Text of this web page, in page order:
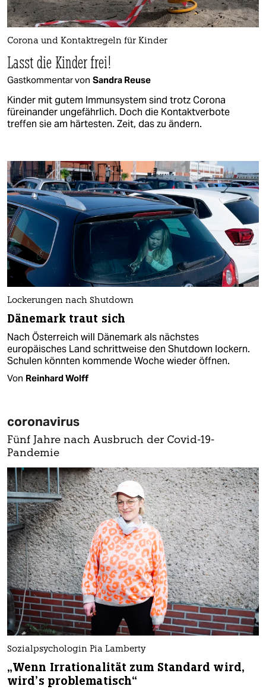
Corona und Kontaktregeln für Kinder
Lasst die Kinder frei!
Gastkommentar von Sandra Reuse
Kinder mit gutem Immunsystem sind trotz Corona
füreinander ungefährlich. Doch die Kontaktverbote
treffen sie am härtesten. Zeit, das zu ändern.
Lockerungen nach Shutdown
Dänemark traut sich
Nach Österreich will Dänemark als nächstes
europäisches Land schrittweise den Shutdown lockern.
Schulen könnten kommende Woche wieder öffnen.
Von Reinhard Wolff
coronavirus
Fünf Jahre nach Ausbruch der Covid-19-
Pandemie
Sozialpsychologin Pia Lamberty
„Wenn Irrationalität zum Standard wird,
wird’s problematisch“